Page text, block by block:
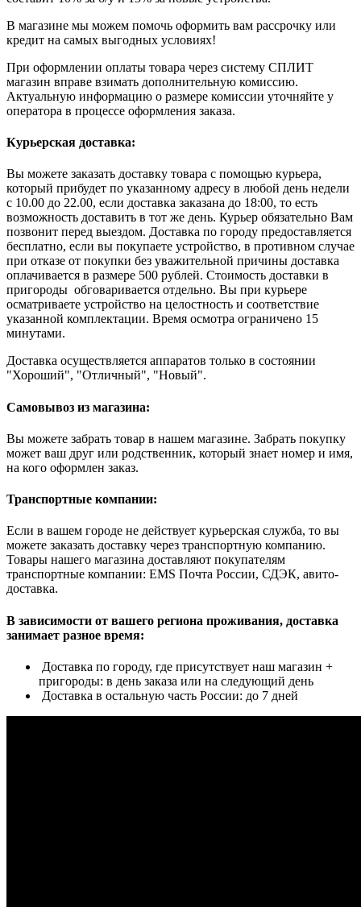
В магазине мы можем помочь оформить вам рассрочку или
кредит на самых выгодных условиях!
При оформлении оплаты товара через систему СПЛИТ
магазин вправе взимать дополнительную комиссию.
Актуальную информацию о размере комиссии уточняйте у
оператора в процессе оформления заказа.
Курьерская доставка:
Вы можете заказать доставку товара с помощью курьера,
который прибудет по указанному адресу в любой день недели
с 10.00 до 22.00, если доставка заказана до 18:00, то есть
возможность доставить в тот же день. Курьер обязательно Вам
позвонит перед выездом. Доставка по городу предоставляется
бесплатно, если вы покупаете устройство, в противном случае
при отказе от покупки без уважительной причины доставка
оплачивается в размере 500 рублей. Стоимость доставки в
пригороды обговаривается отдельно. Вы при курьере
осматриваете устройство на целостность и соответствие
указанной комплектации. Время осмотра ограничено 15
минутами.
Доставка осуществляется аппаратов только в состоянии
"Хороший", "Отличный", "Новый".
Самовывоз из магазина:
Вы можете забрать товар в нашем магазине. Забрать покупку
может ваш друг или родственник, который знает номер и имя,
на кого оформлен заказ.
Транспортные компании:
Если в вашем городе не действует курьерская служба, то вы
можете заказать доставку через транспортную компанию.
Товары нашего магазина доставляют покупателям
транспортные компании: EMS Почта России, СДЭК, авито-
доставка.
В зависимости от вашего региона проживания, доставка
занимает разное время:
Доставка по городу, где присутствует наш магазин +
пригороды: в день заказа или на следующий день
Доставка в остальную часть России: до 7 дней